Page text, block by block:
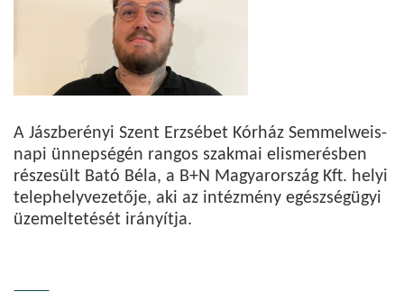
A Jászberényi Szent Erzsébet Kórház Semmelweis-
napi ünnepségén rangos szakmai elismerésben
részesült Bató Béla, a B+N Magyarország Kft. helyi
telephelyvezetője, aki az intézmény egészségügyi
üzemeltetését irányítja.